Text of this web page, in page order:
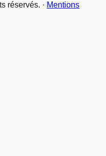
réservés. · Mentions